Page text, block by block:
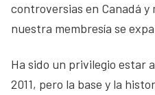
controversias en Canadá y
nuestra membresía se
Ha sido un privilegio estar
2011, pero la base y la